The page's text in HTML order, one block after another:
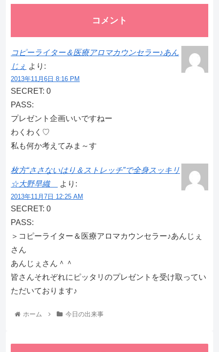
コメント
コピーライター＆医療アロマカウンセラー♪あん
じぇ より:
2013年11月6日 8:16 PM
SECRET: 0
PASS:
プレゼント企画いいですねー
わくわく♡
私も何か考えてみま～す
枚方“ささないはり＆ストレッチ”で全身スッキリ
☆大野早織
より:
2013年11月7日 12:25 AM
SECRET: 0
PASS:
＞コピーライター＆医療アロマカウンセラー♪あんじぇ
さん
あんじぇさん＾＾
皆さんそれぞれにピッタリのプレゼントを受け取ってい
ただいております♪
ホーム 今日の出来事